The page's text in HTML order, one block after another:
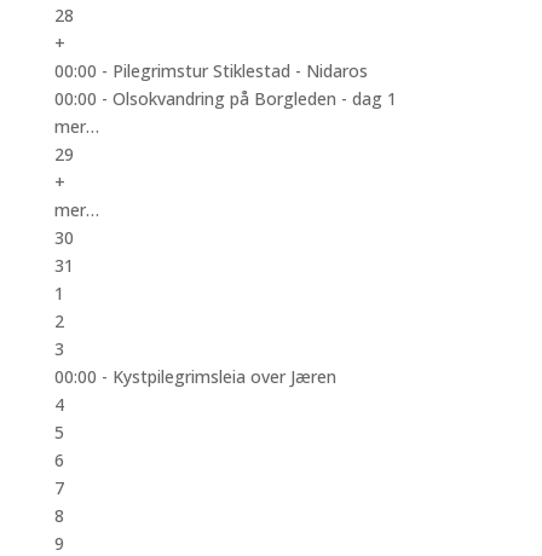
28
+
00:00 - Pilegrimstur Stiklestad - Nidaros
00:00 - Olsokvandring på Borgleden - dag 1
mer…
29
+
mer…
30
31
1
2
3
00:00 - Kystpilegrimsleia over Jæren
4
5
6
7
8
9